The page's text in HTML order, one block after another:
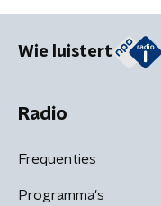
Wie luistert
Radio
Frequenties
Programma's